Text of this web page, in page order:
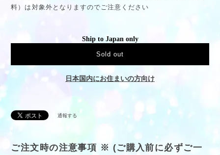
料）は対象外となりますのでご注意ください
Ship to Japan only
Sold out
日本国内にお住まいの方向け
通報する
ご注文時の注意事項 ※ (ご購入前に必ずご一